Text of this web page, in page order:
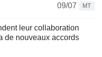
09/07 MT
leur collaboration
de nouveaux accords